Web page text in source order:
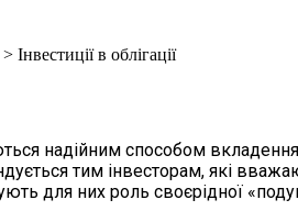
> Інвестиції в облігації
надійним способом
тим інвесторам, які
для них роль своєрідної